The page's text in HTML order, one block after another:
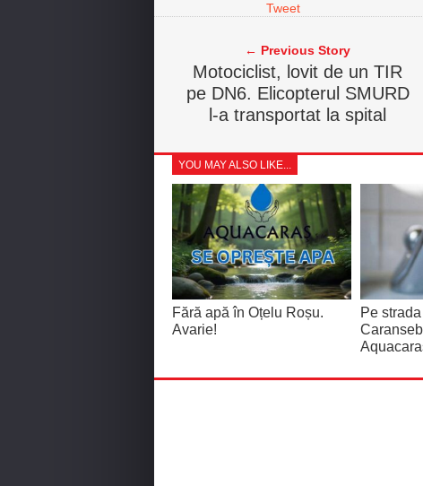
Tweet
← Previous Story
Motociclist, lovit de un TIR
pe DN6. Elicopterul SMURD
l-a transportat la spital
YOU MAY ALSO LIKE...
Fără apă în Oțelu Roșu.
Avarie!
Pe